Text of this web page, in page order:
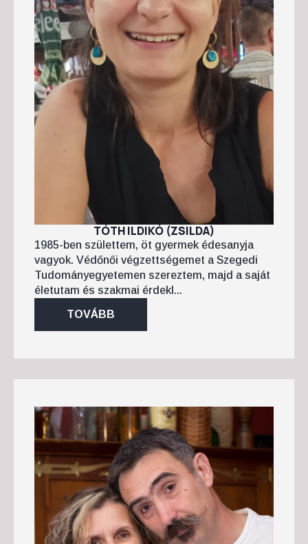
TÓTH ILDIKÓ (ZSILDA)
1985-ben születtem, öt gyermek édesanyja
vagyok. Védőnői végzettségemet a Szegedi
Tudományegyetemen szereztem, majd a saját
életutam és szakmai érdekl...
TOVÁBB